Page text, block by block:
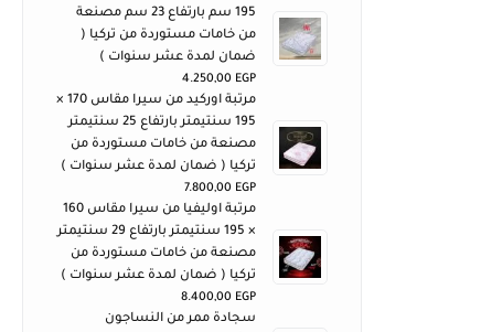
195 سم بارتفاع 23 سم مصنعة
من خامات مستوردة من تركيا (
ضمان لمدة عشر سنوات )
4.250,00 EGP
مرتبة اوركيد من سيرا مقاس 170 ×
195 سنتيمتر بارتفاع 25 سنتيمتر
مصنعة من خامات مستوردة من
تركيا ( ضمان لمدة عشر سنوات )
7.800,00 EGP
مرتبة اوليفيا من سيرا مقاس 160
× 195 سنتيمتر بارتفاع 29 سنتيمتر
مصنعة من خامات مستوردة من
تركيا ( ضمان لمدة عشر سنوات )
8.400,00 EGP
سجادة ممر من النساجون